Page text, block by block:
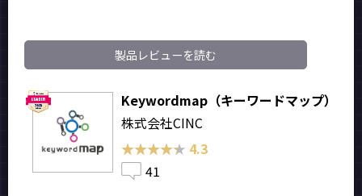
製品レビューを読む
Keywordmap（キーワードマップ）
株式会社CINC
★★★★★
★★★★★ 4.3
41